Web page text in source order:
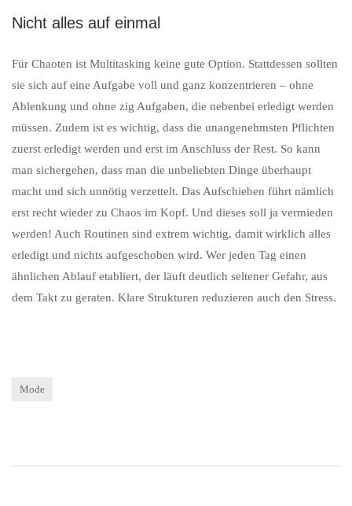
Nicht alles auf einmal
Für Chaoten ist Multitasking keine gute Option. Stattdessen sollten
sie sich auf eine Aufgabe voll und ganz konzentrieren – ohne
Ablenkung und ohne zig Aufgaben, die nebenbei erledigt werden
müssen. Zudem ist es wichtig, dass die unangenehmsten Pflichten
zuerst erledigt werden und erst im Anschluss der Rest. So kann
man sichergehen, dass man die unbeliebten Dinge überhaupt
macht und sich unnötig verzettelt. Das Aufschieben führt nämlich
erst recht wieder zu Chaos im Kopf. Und dieses soll ja vermieden
werden! Auch Routinen sind extrem wichtig, damit wirklich alles
erledigt und nichts aufgeschoben wird. Wer jeden Tag einen
ähnlichen Ablauf etabliert, der läuft deutlich seltener Gefahr, aus
dem Takt zu geraten. Klare Strukturen reduzieren auch den Stress.
Mode